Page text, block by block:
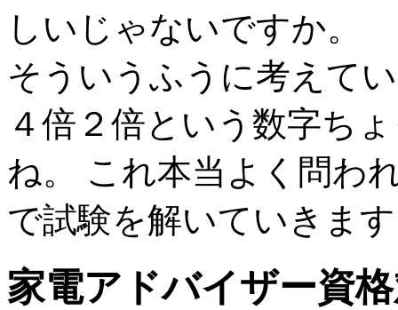
しいじゃないですか。
そういうふうに考えて
４倍２倍という数字ち
ね。 これ本当よく問わ
で試験を解いていきま
家電アドバイザー資